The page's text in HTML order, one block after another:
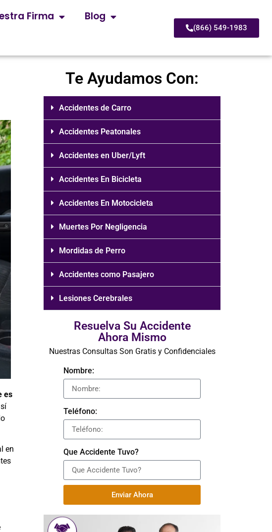
Firma
Blog
(866) 549-1983
es
en
Te Ayudamos Con:
Accidentes de Carro
Accidentes Peatonales
Accidentes en Uber/Lyft
Accidentes En Bicicleta
Accidentes En Motocicleta
Muertes Por Negligencia
Mordidas de Perro
Accidentes como Pasajero
Lesiones Cerebrales
Resuelva Su Accidente
Ahora Mismo
Nuestras Consultas Son Gratis y Confidenciales
Nombre:
Teléfono:
Que Accidente Tuvo?
Enviar Ahora